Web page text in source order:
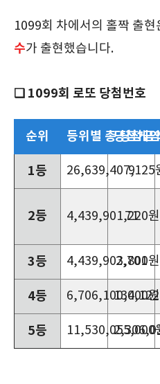
1099회 차에서의 홀짝 출현
수가 출현했습니다.
❑ 1099회 로또 당첨번호
순위 등위별 총 당첨금
당첨게
1등 26,639,407,125
9
2등 4,439,901,220원
71
3등 4,439,903,800원
2,701
4등 6,706,100,000원
134,122
5등 11,530,055,000